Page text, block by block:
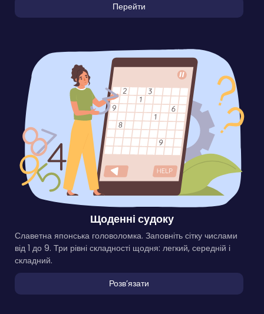
Перейти
Щоденні судоку
Славетна японська головоломка. Заповніть сітку числами
від 1 до 9. Три рівні складності щодня: легкий, середній і
складний.
Розвʼязати